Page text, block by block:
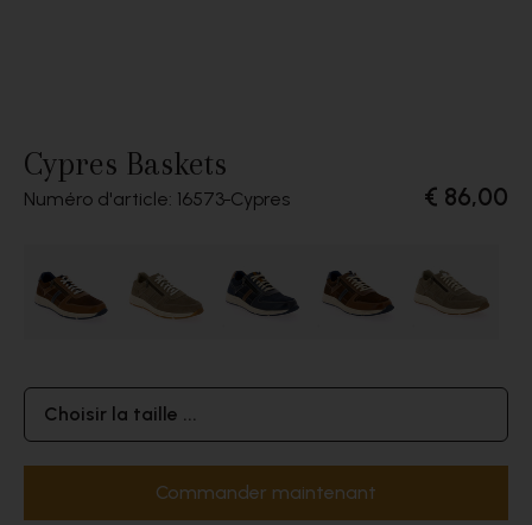
Cypres Baskets
Numéro d'article: 16573 Cypres € 86,00
Choisir la taille ...
Commander maintenant